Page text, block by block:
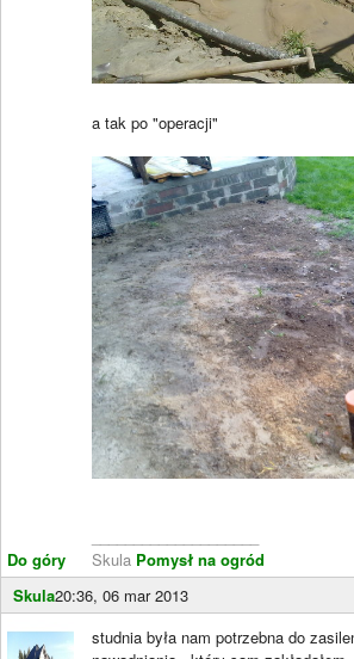
Do góry
a tak po "operacji"
Skula Pomysł na ogród
Skula20:36, 06 mar 2013
studnia była nam potrzebna do